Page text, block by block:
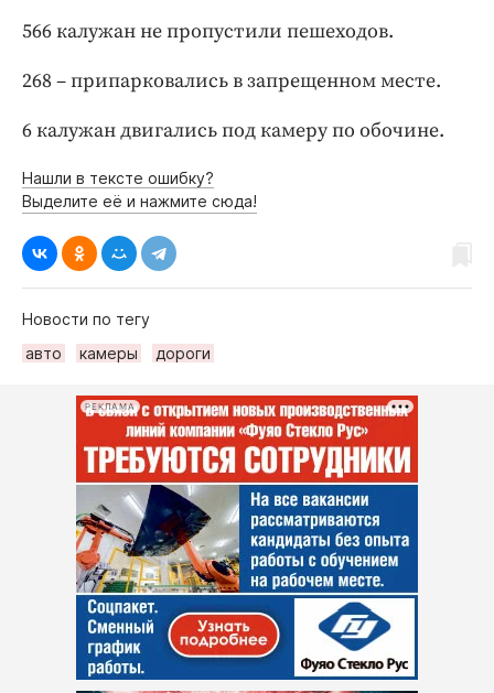
566 калужан не пропустили пешеходов.
268 – припарковались в запрещенном месте.
6 калужан двигались под камеру по обочине.
Нашли в тексте ошибку?
Выделите её и нажмите сюда!
Новости по тегу
авто
камеры дороги
РЕКЛАМА